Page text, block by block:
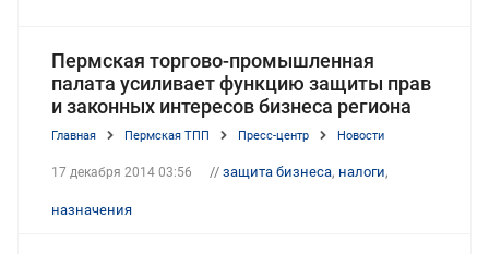
Пермская торгово-промышленная
палата усиливает функцию защиты прав
и законных интересов бизнеса региона
Главная Пермская ТПП Пресс-центр Новости
17 декабря 2014 03:56 // защита бизнеса, налоги,
назначения